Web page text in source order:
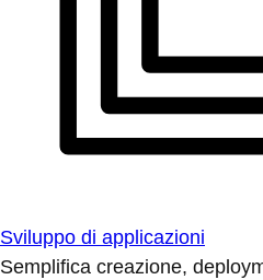
Sviluppo di applicazioni
Semplifica creazione,